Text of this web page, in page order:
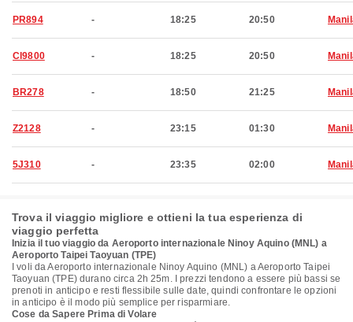
PR894 - 18:25 20:50
CI9800 - 18:25 20:50
BR278 - 18:50 21:25
Z2128 - 23:15 01:30
5J310 - 23:35 02:00
Trova il viaggio migliore e ottieni la tua esperienza di
viaggio perfetta
Inizia il tuo viaggio da Aeroporto internazionale Ninoy Aquino (MNL) a
Aeroporto Taipei Taoyuan (TPE)
I voli da Aeroporto internazionale Ninoy Aquino (MNL) a Aeroporto Taipei
Taoyuan (TPE) durano circa 2h 25m. I prezzi tendono a essere più bassi se
prenoti in anticipo e resti flessibile sulle date, quindi confrontare le opzioni
in anticipo è il modo più semplice per risparmiare.
Cose da Sapere Prima di Volare